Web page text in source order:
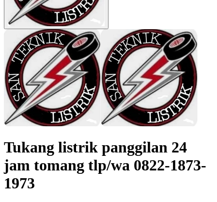
Tukang listrik panggilan 24
jam tomang tlp/wa 0822-1873-
1973